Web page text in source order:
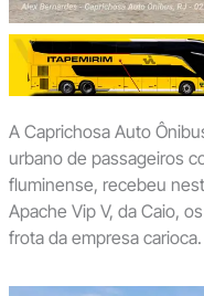
A Caprichosa Auto
urbano de passageiros
fluminense, recebeu
Apache Vip V, da Caio,
frota da empresa carioca.